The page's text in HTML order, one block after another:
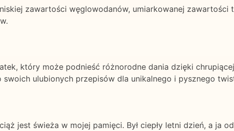
zawartości węglowodanów, umiarkowanej zawartości
który może podnieść różnorodne dania dzięki
ulubionych przepisów dla unikalnego i pysznego
jest świeża w mojej pamięci. Był ciepły letni dzień, a ja